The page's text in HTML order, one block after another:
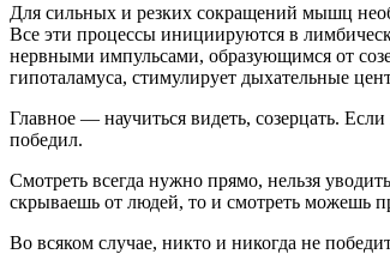
Для сильных и резких сокращений мышц
Все эти процессы инициируются в
нервными импульсами, образующимся от
гипоталамуса, стимулирует дыхательные
Главное — научиться видеть, созерцать.
победил.
Смотреть всегда нужно прямо, нельзя
скрываешь от людей, то и смотреть можешь
Во всяком случае, никто и никогда не